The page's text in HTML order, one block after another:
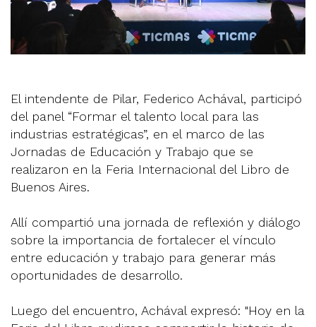
El intendente de Pilar, Federico Achával, participó
del panel “Formar el talento local para las
industrias estratégicas”, en el marco de las
Jornadas de Educación y Trabajo que se
realizaron en la Feria Internacional del Libro de
Buenos Aires.
Allí compartió una jornada de reflexión y diálogo
sobre la importancia de fortalecer el vínculo
entre educación y trabajo para generar más
oportunidades de desarrollo.
Luego del encuentro, Achával expresó: "Hoy en la